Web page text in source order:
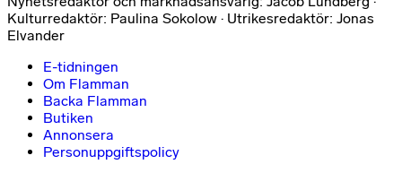
Kulturredaktör: Paulina Sokolow · Utrikesredaktör: Jonas
Elvander
E-tidningen
Om Flamman
Backa Flamman
Butiken
Annonsera
Personuppgiftspolicy